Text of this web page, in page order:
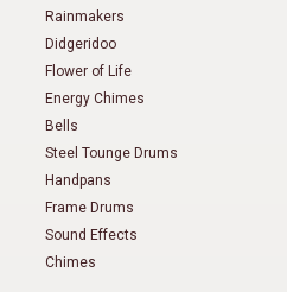
Rainmakers
Didgeridoo
Flower of Life
Energy Chimes
Bells
Steel Tounge Drums
Handpans
Frame Drums
Sound Effects
Chimes